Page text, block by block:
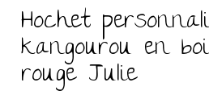
Hochet
kangourou en
rouge Julie